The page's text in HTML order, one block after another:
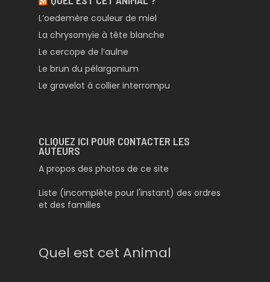
L’oedemère couleur de miel
La chrysomyie à tête blanche
Le cercope de l’aulne
Le brun du pélargonium
Le gravelot à collier interrompu
CLIQUEZ ICI POUR CONTACTER LES
AUTEURS
A propos des photos de ce site
Liste (incomplète pour l'instant) des ordres
et des familles
Quel est cet Animal